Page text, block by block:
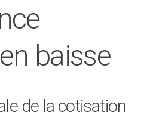
baisse
de la cotisation